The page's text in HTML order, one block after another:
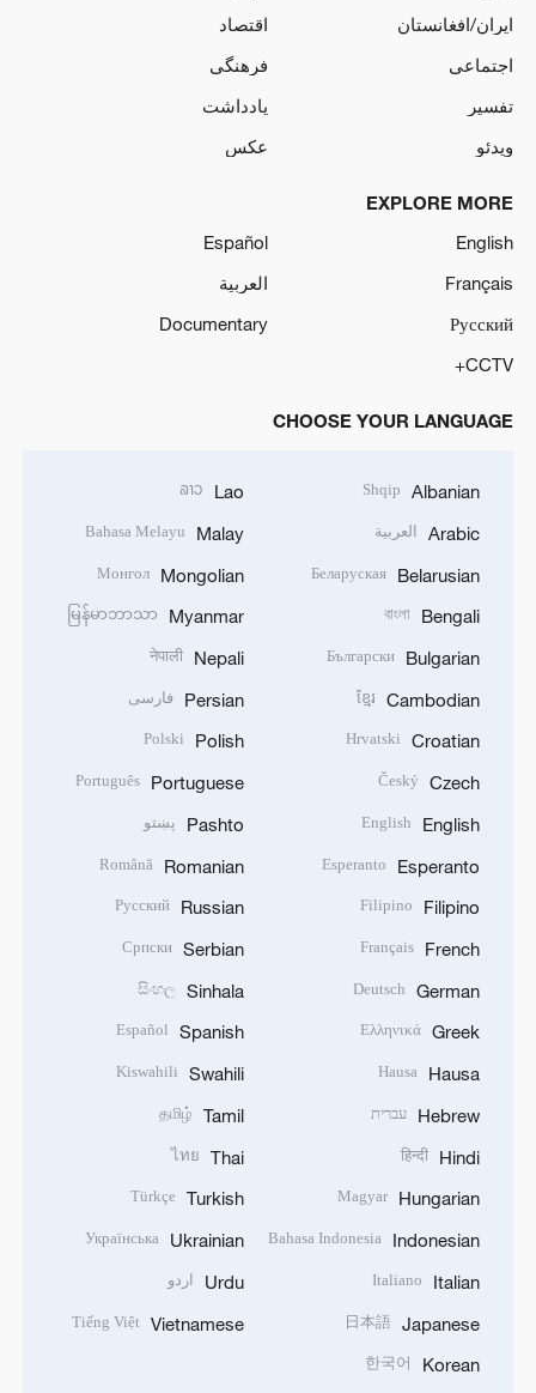
ایران/افغانستان
اقتصاد
اجتماعی
فرهنگی
تفسیر
یادداشت
ویدئو
عکس
EXPLORE MORE
English
Español
Français
العربية
Русский
Documentary
CCTV+
CHOOSE YOUR LANGUAGE
Albanian
Shqip
Arabic العربية
Belarusian
Беларуская
Bengali
বাংলা
Bulgarian
Български
Cambodian
ខ្មែរ
Croatian
Hrvatski
Czech
Český
English
English
Esperanto
Esperanto
Filipino
Filipino
French
Français
German
Deutsch
Greek
Ελληνικά
Hausa
Hausa
Hebrew עברית
Hindi
हिन्दी
Hungarian
Magyar
Indonesian
Bahasa Indonesia
Italian
Italiano
Japanese
日本語
Korean
한국어
Lao
ລາວ
Malay
Bahasa Melayu
Mongolian
Монгол
Myanmar
မြန်မာဘာသာ
Nepali
नेपाली
Persian فارسی
Polish
Polski
Portuguese
Português
Pashto پښتو
Romanian
Română
Russian
Русский
Serbian
Српски
Sinhala
සිංහල
Spanish
Español
Swahili
Kiswahili
Tamil
தமிழ்
Thai
ไทย
Turkish
Türkçe
Ukrainian
Українська
Urdu اردو
Vietnamese
Tiếng Việt